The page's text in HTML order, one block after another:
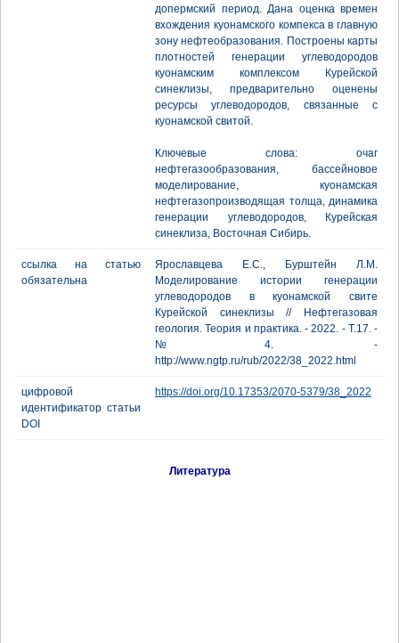
допермский период. Дана оценка времен
вхождения куонамского компекса в главную
зону нефтеобразования. Построены карты
плотностей генерации углеводородов
куонамским комплексом Курейской
синеклизы, предварительно оценены
ресурсы углеводородов, связанные с
куонамской свитой.
Ключевые слова: очаг
нефтегазообразования, бассейновое
моделирование, куонамская
нефтегазопроизводящая толща, динамика
генерации углеводородов, Курейская
синеклиза, Восточная Сибирь.
ссылка на статью
обязательна
Ярославцева Е.С., Бурштейн Л.М.
Моделирование истории генерации
углеводородов в куонамской свите
Курейской синеклизы // Нефтегазовая
геология. Теория и практика. - 2022. - Т.17. -
№4. -
http://www.ngtp.ru/rub/2022/38_2022.html
цифровой
идентификатор статьи
DOI
https://doi.org/10.17353/2070-5379/38_2022
Литература